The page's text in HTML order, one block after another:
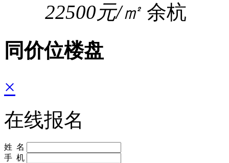
22500元/㎡ 余杭
同价位楼盘
×
在线报名
姓 名
手 机